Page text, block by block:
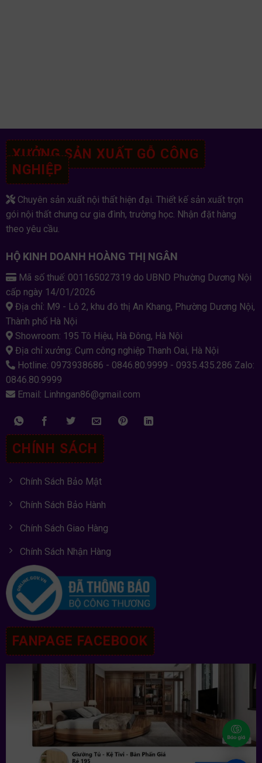
XƯỞNG SẢN XUẤT GỖ CÔNG
NGHIỆP
Chuyên sản xuất nội thất hiện đại. Thiết kế sản xuất trọn
gói nội thất chung cư gia đình, trường học. Nhận đặt hàng
theo yêu cầu.
HỘ KINH DOANH HOÀNG THỊ NGÂN
Mã số thuế: 001165027319 do UBND Phường Dương Nội
cấp ngày 14/01/2026
Địa chỉ: M9 - Lô 2, khu đô thị An Khang, Phường Dương Nội,
Thành phố Hà Nội
Showroom: 195 Tô Hiệu, Hà Đông, Hà Nội
Địa chỉ xưởng: Cụm công nghiệp Thanh Oai, Hà Nội
Hotline: 0973938686 - 0846.80.9999 - 0935.435.286 Zalo:
0846.80.9999
Email: Linhngan86@gmail.com
CHÍNH SÁCH
Chính Sách Bảo Mật
Chính Sách Bảo Hành
Chính Sách Giao Hàng
Chính Sách Nhận Hàng
FANPAGE FACEBOOK